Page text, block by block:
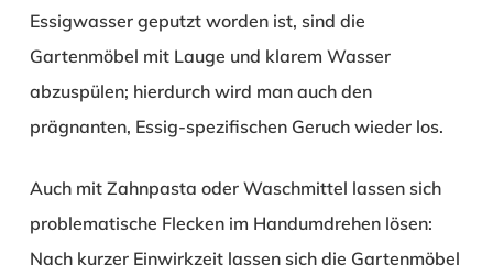
Essigwasser geputzt worden ist, sind die
Gartenmöbel mit Lauge und klarem Wasser
abzuspülen; hierdurch wird man auch den
prägnanten, Essig-spezifischen Geruch wieder los.
Auch mit Zahnpasta oder Waschmittel lassen sich
problematische Flecken im Handumdrehen lösen:
Nach kurzer Einwirkzeit lassen sich die Gartenmöbel